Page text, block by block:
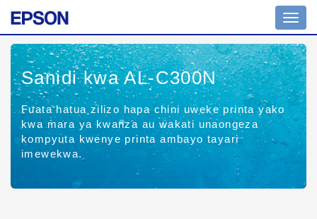
wa
tuglu
Sanidi kwa AL-C300N
Fuata hatua zilizo hapa chini uweke printa yako
kwa mara ya kwanza au wakati unaongeza
kompyuta kwenye printa ambayo tayari
imewekwa.